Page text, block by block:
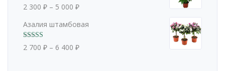
Оценка 5.00
из 5
2 300 ₽ – 5 000 ₽
Азалия штамбовая
Оценка 5.00
из 5
2 700 ₽ – 6 400 ₽